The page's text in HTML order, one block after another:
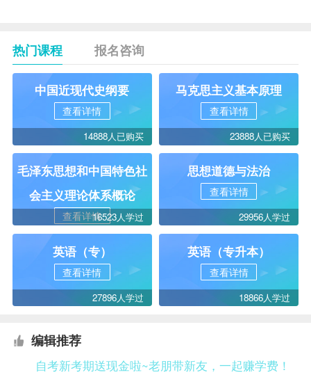
热门课程 报名咨询
中国近现代史纲要
查看详情
14888人已购买
马克思主义基本原理
查看详情
23888人已购买
毛泽东思想和中国特色社
会主义理论体系概论
查看详情16523人学过
思想道德与法治
查看详情
29956人学过
英语（专）
查看详情
27896人学过
英语（专升本）
查看详情
18866人学过
编辑推荐
自考新考期送现金啦~老朋带新友，一起赚学费！